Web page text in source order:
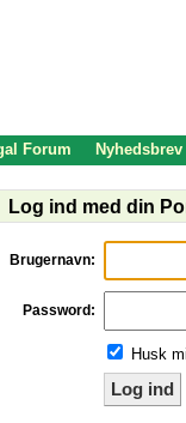
Forum Nyhedsbrev
Log ind med din
Brugernavn:
Password:
Husk
Log ind